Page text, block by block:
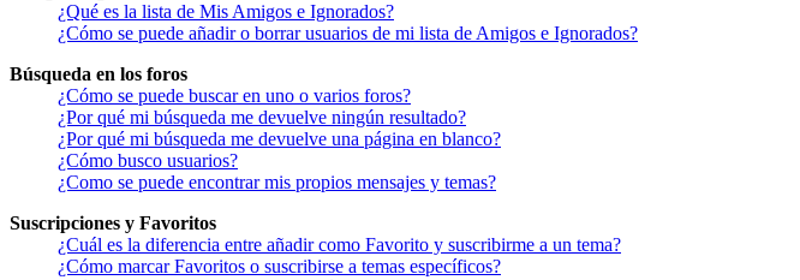
¿Qué es la lista de Mis Amigos e Ignorados?
¿Cómo se puede añadir o borrar usuarios de mi lista de Amigos e Ignorados?
Búsqueda en los foros
¿Cómo se puede buscar en uno o varios foros?
¿Por qué mi búsqueda me devuelve ningún resultado?
¿Por qué mi búsqueda me devuelve una página en blanco?
¿Cómo busco usuarios?
¿Como se puede encontrar mis propios mensajes y temas?
Suscripciones y Favoritos
¿Cuál es la diferencia entre añadir como Favorito y suscribirme a un tema?
¿Cómo marcar Favoritos o suscribirse a temas específicos?